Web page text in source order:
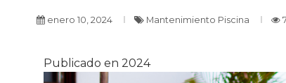
enero 10, 2024 Mantenimiento Piscina
Publicado en 2024